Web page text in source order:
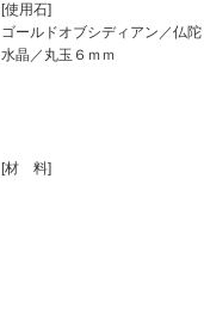
[使用石]
ゴールドオブシディアン／仏陀
水晶／丸玉６ｍｍ
[材 料]